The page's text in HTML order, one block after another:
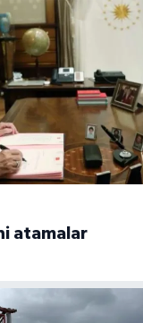
atamalar